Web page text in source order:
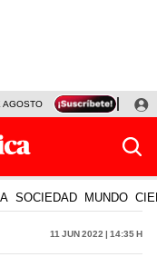
AGOSTO TINKA RESULTADOS
SOCIEDAD MUNDO
11 Jun 2022 | 14:35 h